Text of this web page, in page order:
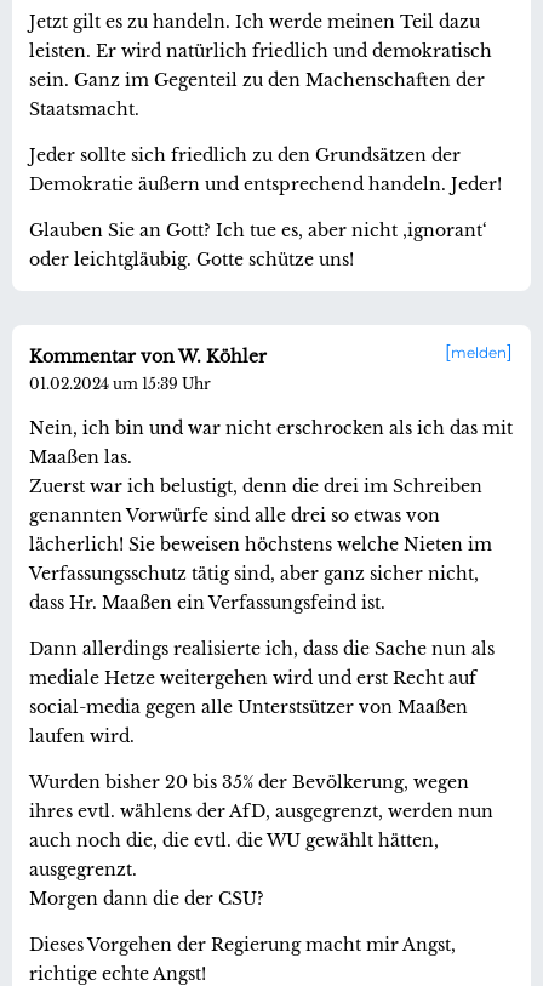
Jetzt gilt es zu handeln. Ich werde meinen Teil dazu
leisten. Er wird natürlich friedlich und demokratisch
sein. Ganz im Gegenteil zu den Machenschaften der
Staatsmacht.
Jeder sollte sich friedlich zu den Grundsätzen der
Demokratie äußern und entsprechend handeln. Jeder!
Glauben Sie an Gott? Ich tue es, aber nicht ‚ignorant‘
oder leichtgläubig. Gotte schütze uns!
melden
Kommentar von W. Köhler
01.02.2024 um 15:39 Uhr
Nein, ich bin und war nicht erschrocken als ich das mit
Maaßen las.
Zuerst war ich belustigt, denn die drei im Schreiben
genannten Vorwürfe sind alle drei so etwas von
lächerlich! Sie beweisen höchstens welche Nieten im
Verfassungsschutz tätig sind, aber ganz sicher nicht,
dass Hr. Maaßen ein Verfassungsfeind ist.
Dann allerdings realisierte ich, dass die Sache nun als
mediale Hetze weitergehen wird und erst Recht auf
social-media gegen alle Unterstsützer von Maaßen
laufen wird.
Wurden bisher 20 bis 35% der Bevölkerung, wegen
ihres evtl. wählens der AfD, ausgegrenzt, werden nun
auch noch die, die evtl. die WU gewählt hätten,
ausgegrenzt.
Morgen dann die der CSU?
Dieses Vorgehen der Regierung macht mir Angst,
richtige echte Angst!